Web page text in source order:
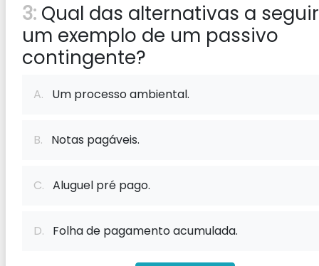
3: Qual das alternativas a
um exemplo de um passivo
contingente?
A. Um processo ambiental.
B. Notas pagáveis.
C. Aluguel pré pago.
D. Folha de pagamento acumulada.